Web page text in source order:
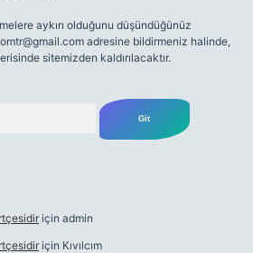
aykırı olduğunu düşündüğünüz
adresine bildirmeniz halinde,
sitemizden kaldırılacaktır.
için admin
için Kıvılcım